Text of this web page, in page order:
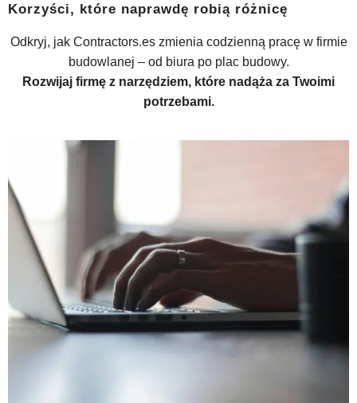
Korzyści, które naprawdę robią różnicę
Odkryj, jak Contractors.es zmienia codzienną pracę w firmie
budowlanej – od biura po plac budowy.
Rozwijaj firmę z narzędziem, które nadąża za Twoimi
potrzebami.